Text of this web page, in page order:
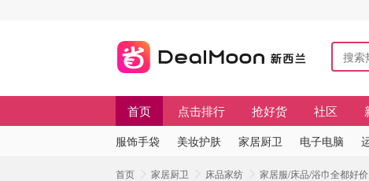
首页 点击排行 抢好货 社区
服饰手袋 美妆护肤 家居厨卫 电子电脑
首页 家居厨卫 床品家纺 家居服/床品/浴巾全都好